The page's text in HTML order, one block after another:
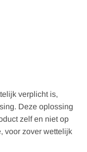
verplicht is,
Deze oplossing
zelf en niet op
voor zover wettelijk